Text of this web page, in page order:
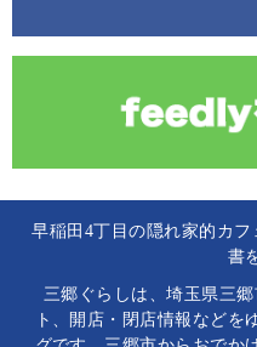
早稲田4丁目の隠れ家的カフ
書
三郷ぐらしは、埼玉県三
ト、開店・閉店情報などを